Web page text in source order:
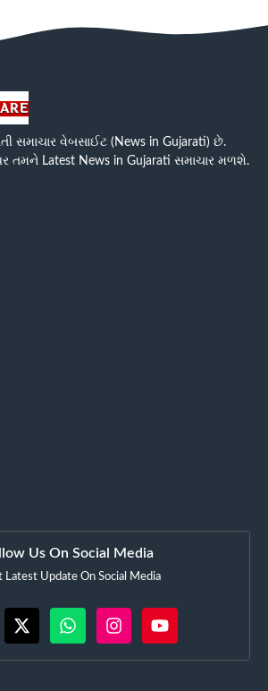
સમાચાર વેબસાઈટ (News in Gujarati) છે.
તમને Latest News in Gujarati સમાચાર મળશે.
Us On Social Media
Latest Update On Social Media